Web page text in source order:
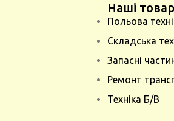
Наші
Польова
Складська
Запасні
Ремонт
Техніка Б/В